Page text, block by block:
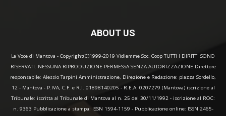
ABOUT US
La Voce di Mantova - Copyright(C)1999-2019 Vidiemme Soc. Coop TUTTI I DIRITTI SONO
RISERVATI. NESSUNA RIPRODUZIONE PERMESSA SENZA AUTORIZZAZIONE Direttore
responsabile: Alessio Tarpini Amministrazione, Direzione e Redazione: piazza Sordello,
12 - Mantova - P.IVA, C.F. e R.I. 01898140205 - R.E.A. 0207279 (Mantova) iscrizione al
Tribunale: iscritta al Tribunale di Mantova al n. 25 del 30/11/1992 - iscrizione al ROC:
n. 9363 Pubblicazione a stampa: ISSN 1594-1159 - Pubblicazione online: ISSN 2465-